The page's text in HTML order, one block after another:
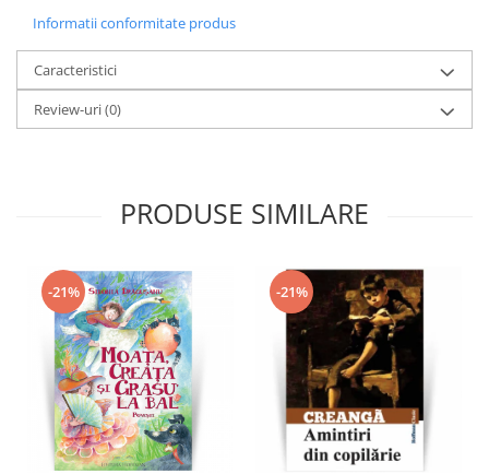
Informatii conformitate produs
Caracteristici
Review-uri(0)
PRODUSE SIMILARE
-21% -21%